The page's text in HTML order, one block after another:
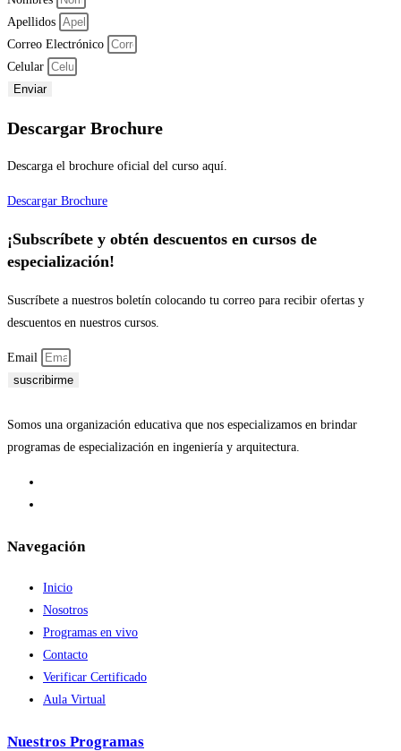
Apellidos
Correo Electrónico
Celular
Enviar
Descargar Brochure
Descarga el brochure oficial del curso aquí.
Descargar Brochure
¡Subscríbete y obtén descuentos en cursos de
especialización!
Suscríbete a nuestros boletín colocando tu correo para recibir ofertas y
descuentos en nuestros cursos.
Email
suscribirme
Somos una organización educativa que nos especializamos en brindar
programas de especialización en ingeniería y arquitectura.
Navegación
Inicio
Nosotros
Programas en vivo
Contacto
Verificar Certificado
Aula Virtual
Nuestros Programas